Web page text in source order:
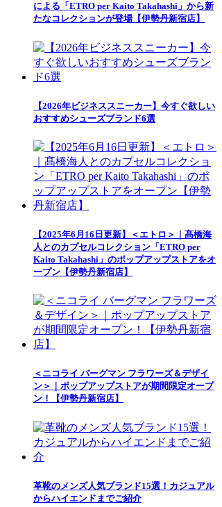
による「ETRO per Kaito Takahashi」から新
たなコレクションが登場【伊勢丹新宿店】
【2026年ビジネススニーカー】今すぐ欲しい
おすすめシューズブランド6選
【2025年6月16日更新】＜エトロ＞｜髙橋海
人とのカプセルコレクション「ETRO per
Kaito Takahashi」のポップアップストアをオ
ープン【伊勢丹新宿店】
＜ニコライ バーグマン フラワーズ＆デザイ
ン＞｜ポップアップストアが期間限定オープ
ン！【伊勢丹新宿店】
革靴のメンズ人気ブランド15選！カジュアル
からハイエンドまでご紹介